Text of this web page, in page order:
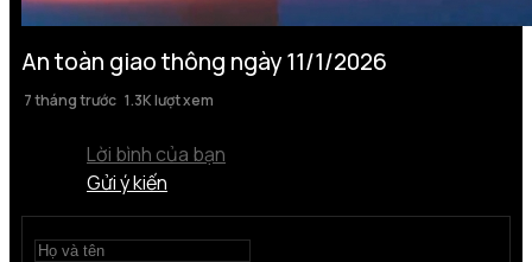
An toàn giao thông ngày 11/1/2026
7 tháng trước 1.3K lượt xem
Lời bình của bạn
Gửi ý kiến